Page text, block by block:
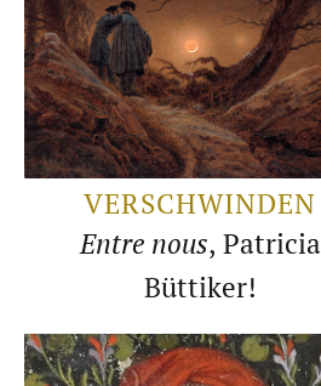
VERSCHWINDEN
Entre nous, Patricia
Büttiker!